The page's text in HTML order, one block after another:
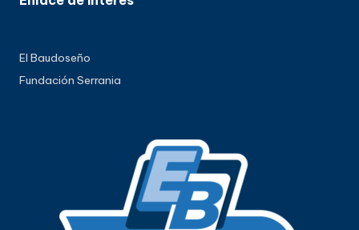
El Baudoseño
Fundación Serrania